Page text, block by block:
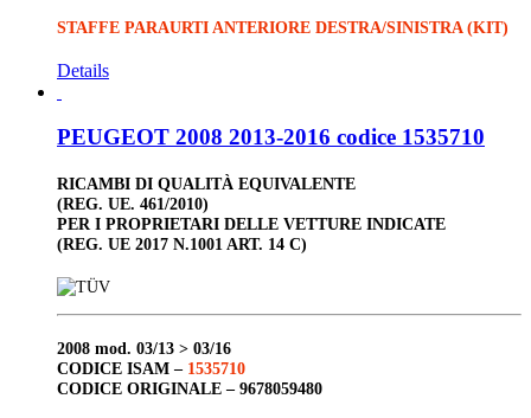
STAFFE PARAURTI ANTERIORE DESTRA/SINISTRA (KIT)
Details
PEUGEOT 2008 2013-2016 codice 1535710
RICAMBI DI QUALITÀ EQUIVALENTE
(REG. UE. 461/2010)
PER I PROPRIETARI DELLE VETTURE INDICATE
(REG. UE 2017 N.1001 ART. 14 C)
2008 mod. 03/13 > 03/16
CODICE ISAM – 1535710
CODICE ORIGINALE – 9678059480